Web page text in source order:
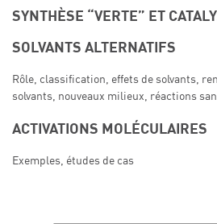
SYNTHÈSE “VERTE” ET
SOLVANTS ALTERNATIFS
Rôle, classification, effets de solvants,
solvants, nouveaux milieux, réactions
ACTIVATIONS MOLÉCULAIRES
Exemples, études de cas